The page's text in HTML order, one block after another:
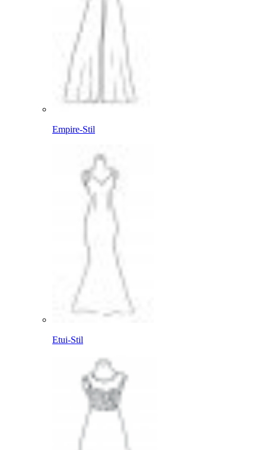
Empire-Stil
Etui-Stil